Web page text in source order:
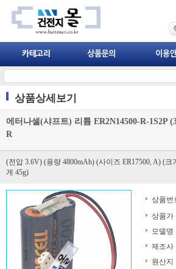
상품상세보기
에터나셀(샤프트) 리튬 ER2N14500-R-1S2P
R
(전압 3.6V) (용량 4800mAh) (사이즈 ER17500, A) (크
게 45g)
상품번
상품가
모델명
제조사
원산지